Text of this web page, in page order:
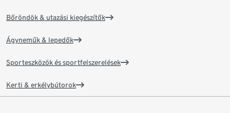
Bőröndök & utazási kiegészítők
Ágyneműk & lepedők
Sporteszközök és sportfelszerelések
Kerti & erkélybútorok